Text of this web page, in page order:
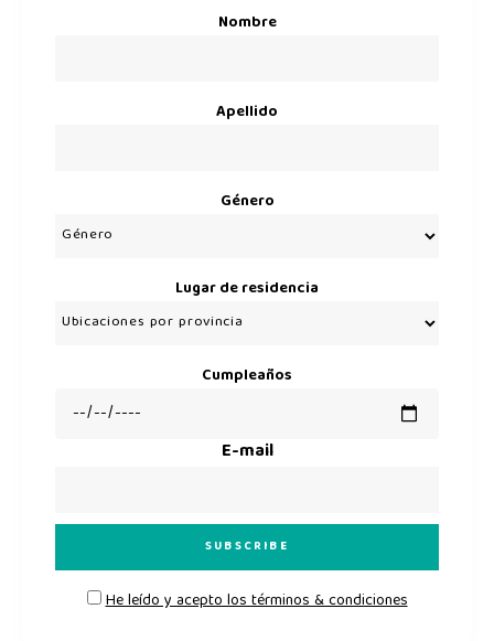
Nombre
Apellido
Género
Lugar de residencia
Cumpleaños
E-mail
He leído y acepto los términos & condiciones